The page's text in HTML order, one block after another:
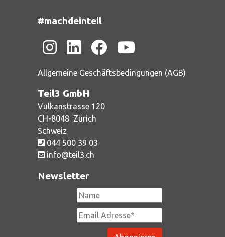
#machdeinteil
Allgemeine Geschäftsbedingungen (AGB)
Teil3 GmbH
Vulkanstrasse 120
CH-8048 Zürich
Schweiz
044 500 39 03
info@teil3.ch
Newsletter